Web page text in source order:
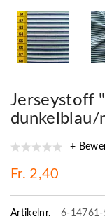
Jerseystoff
dunkelblau/
+
Fr. 2,40
Artikelnr. 6-14761-